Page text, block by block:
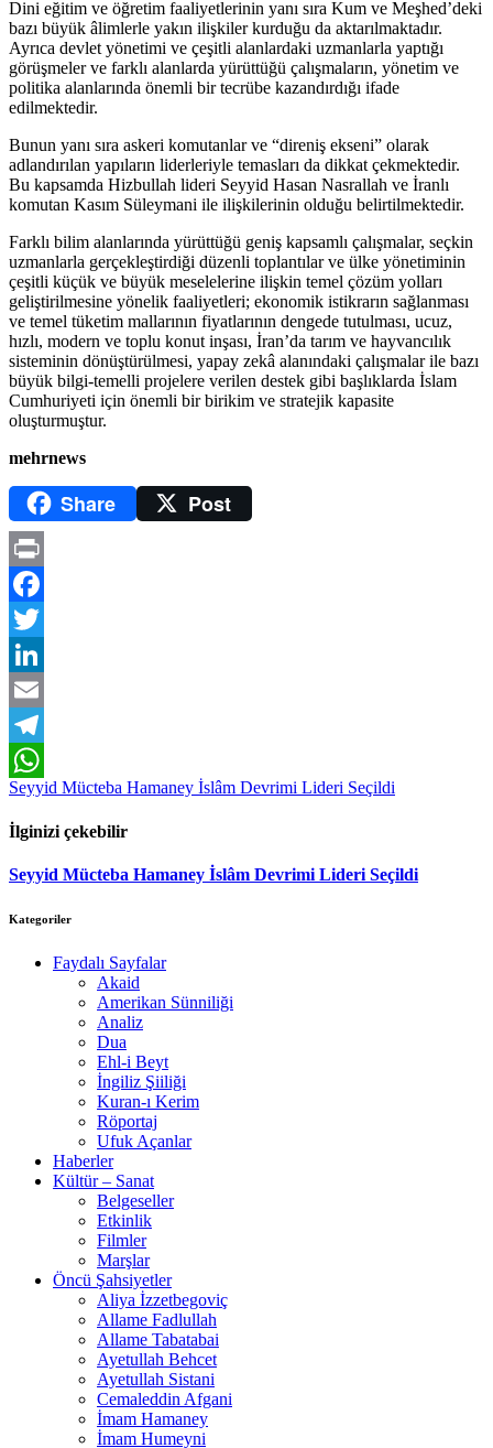
Dini eğitim ve öğretim faaliyetlerinin yanı sıra Kum ve Meşhed’deki
bazı büyük âlimlerle yakın ilişkiler kurduğu da aktarılmaktadır.
Ayrıca devlet yönetimi ve çeşitli alanlardaki uzmanlarla yaptığı
görüşmeler ve farklı alanlarda yürüttüğü çalışmaların, yönetim ve
politika alanlarında önemli bir tecrübe kazandırdığı ifade
edilmektedir.
Bunun yanı sıra askeri komutanlar ve “direniş ekseni” olarak
adlandırılan yapıların liderleriyle temasları da dikkat çekmektedir.
Bu kapsamda Hizbullah lideri Seyyid Hasan Nasrallah ve İranlı
komutan Kasım Süleymani ile ilişkilerinin olduğu belirtilmektedir.
Farklı bilim alanlarında yürüttüğü geniş kapsamlı çalışmalar, seçkin
uzmanlarla gerçekleştirdiği düzenli toplantılar ve ülke yönetiminin
çeşitli küçük ve büyük meselelerine ilişkin temel çözüm yolları
geliştirilmesine yönelik faaliyetleri; ekonomik istikrarın sağlanması
ve temel tüketim mallarının fiyatlarının dengede tutulması, ucuz,
hızlı, modern ve toplu konut inşası, İran’da tarım ve hayvancılık
sisteminin dönüştürülmesi, yapay zekâ alanındaki çalışmalar ile bazı
büyük bilgi‑temelli projelere verilen destek gibi başlıklarda İslam
Cumhuriyeti için önemli bir birikim ve stratejik kapasite
oluşturmuştur.
mehrnews
Share Post
Print
Facebook
Twitter
LinkedIn
Email
Telegram
WhatsApp
Yazı
dolaşımı
Seyyid Mücteba Hamaney İslâm Devrimi Lideri Seçildi
İlginizi çekebilir
Seyyid Mücteba Hamaney İslâm Devrimi Lideri Seçildi
Kategoriler
Faydalı Sayfalar
Akaid
Amerikan Sünniliği
Analiz
Dua
Ehl-i Beyt
İngiliz Şiiliği
Kuran-ı Kerim
Röportaj
Ufuk Açanlar
Haberler
Kültür – Sanat
Belgeseller
Etkinlik
Filmler
Marşlar
Öncü Şahsiyetler
Aliya İzzetbegoviç
Allame Fadlullah
Allame Tabatabai
Ayetullah Behcet
Ayetullah Sistani
Cemaleddin Afgani
İmam Hamaney
İmam Humeyni